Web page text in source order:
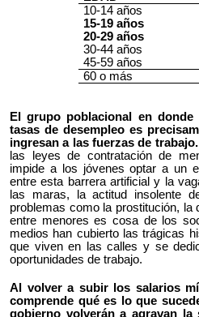
10-14 años
15-19 años
20-29 años
30-44 años
45-59 años
60 o más
El grupo poblacional en
tasas de desempleo es
ingresan a las fuerzas de trabajo.
las leyes de contratación de
impide a los jóvenes optar a un
entre esta barrera artificial y la
las maras, la actitud insolente
problemas como la prostitución, la
entre menores es cosa de los
medios han cubierto las trágicas
que viven en las calles y se
oportunidades de trabajo.
Al volver a subir los salarios
comprende qué es lo que
gobierno volverán a agravan la